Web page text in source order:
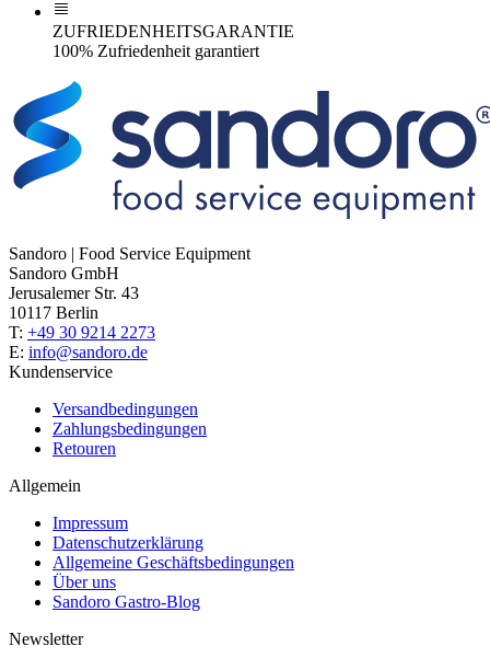
ZUFRIEDENHEITSGARANTIE
100% Zufriedenheit garantiert
Sandoro | Food Service Equipment
Sandoro GmbH
Jerusalemer Str. 43
10117 Berlin
T: +49 30 9214 2273
E: info@sandoro.de
Kundenservice
Versandbedingungen
Zahlungsbedingungen
Retouren
Allgemein
Impressum
Datenschutzerklärung
Allgemeine Geschäftsbedingungen
Über uns
Sandoro Gastro-Blog
Newsletter